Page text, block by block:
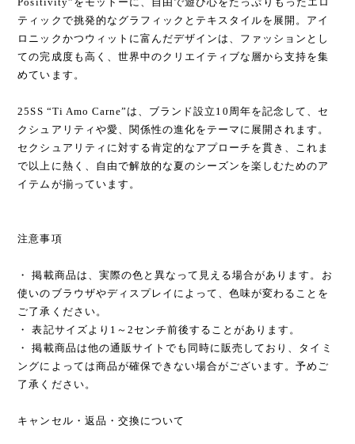
ティックで挑発的なグラフィックとテキスタイルを展開。アイ
ロニックかつウィットに富んだデザインは、ファッションとし
ての完成度も高く、世界中のクリエイティブな層から支持を集
めています。
25SS “Ti Amo Carne”は、ブランド設立10周年を記念して、セ
クシュアリティや愛、関係性の進化をテーマに展開されます。
セクシュアリティに対する肯定的なアプローチを貫き、これま
で以上に熱く、自由で解放的な夏のシーズンを楽しむためのア
イテムが揃っています。
注意事項
・ 掲載商品は、実際の色と異なって見える場合があります。お
使いのブラウザやディスプレイによって、色味が変わることを
ご了承ください。
・ 表記サイズより1～2センチ前後することがあります。
・ 掲載商品は他の通販サイトでも同時に販売しており、タイミ
ングによっては商品が確保できない場合がございます。予めご
了承ください。
キャンセル・返品・交換について